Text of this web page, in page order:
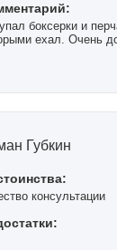
боксерки и
ехал. Очень
Губкин
консультации